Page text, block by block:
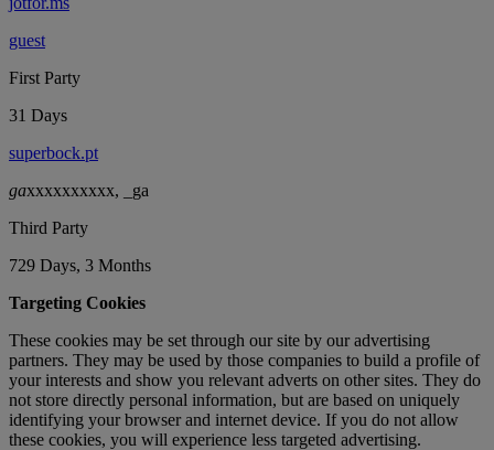
guest
First Party
31 Days
superbock.pt
gaxxxxxxxxxx, _ga
Third Party
729 Days, 3 Months
Targeting Cookies
These cookies may be set through our site by our advertising
partners. They may be used by those companies to build a profile of
your interests and show you relevant adverts on other sites. They do
not store directly personal information, but are based on uniquely
identifying your browser and internet device. If you do not allow
these cookies, you will experience less targeted advertising.